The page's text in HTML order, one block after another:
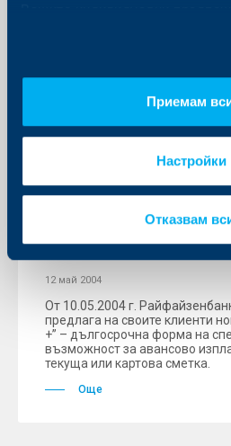
Приемам
Настройки
Отказвам
KBC Банк
Райфайзенбанк
предлага две- и
6.25% за лева, 4.65%
за щ.д.
12 май 2004
От 10.05.2004 г.
предлага на своите клиенти
+” – дългосрочна форма на
възможност за авансово
текуща или картова сметка.
Още